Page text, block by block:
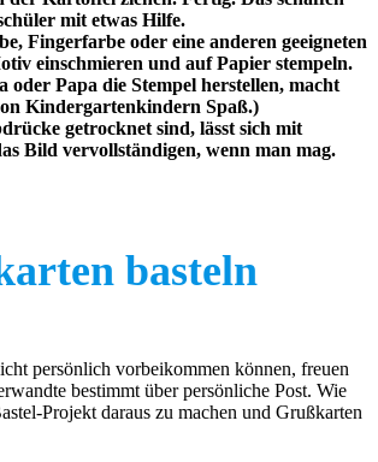
mit etwas Hilfe.
Fingerfarbe oder eine anderen geeigneten
einschmieren und auf Papier stempeln.
oder Papa die Stempel herstellen, macht
Kindergartenkindern Spaß.)
getrocknet sind, lässt sich mit
Bild vervollständigen, wenn man mag.
basteln
persönlich vorbeikommen können, freuen
bestimmt über persönliche Post. Wie
Projekt daraus zu machen und Grußkarten